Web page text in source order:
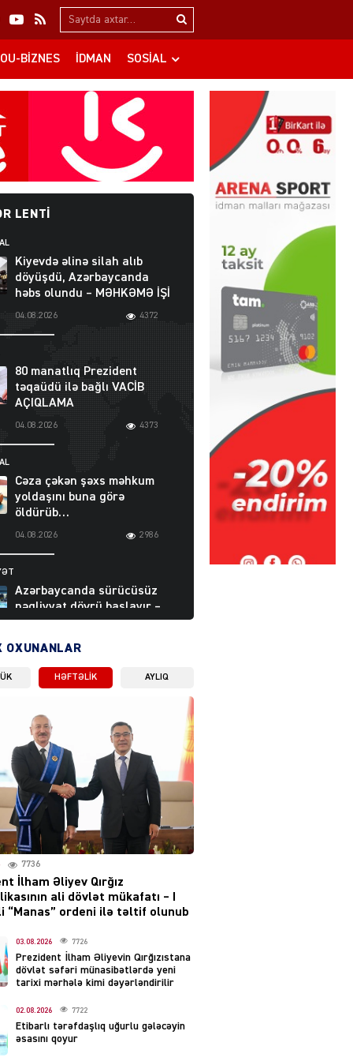
Search…
BIZNES İDMAN SOSIAL
LENTI
Kiyevdə əlinə silah alıb
döyüşdü, Azərbaycanda
həbs olundu – MƏHKƏMƏ İŞİ
04.08.2026 4372
80 manatlıq Prezident
təqaüdü ilə bağlı VACİB
AÇIQLAMA
04.08.2026 4373
Cəza çəkən şəxs məhkum
yoldaşını buna görə
öldürüb…
04.08.2026 2986
Azərbaycanda sürücüsüz
nəqliyyat dövrü başlayır –
BELƏ işləyəcək
04.08.2026
layihəsi ilə bağlı AÇIQLAMA
04.08.2026
Müharibə Rusiyanın belini
bükür
04.08.2026 3987
Ekranlardan uzaq qalan
məşhur aktrisanın yeni
çıxdı
04.08.2026 2149
Hüseyn Həsənov haqqında
həbs qərarı verildi –
Milyonluq əmlakı müsadirə
OXUNANLAR
HƏFTƏLIK AYLIQ
7736
İlham Əliyev Qırğız
ali dövlət mükafatı – I
“Manas” ordeni ilə təltif olunub
03.08.2026 7726
Prezident İlham Əliyevin Qırğızıstana
dövlət səfəri münasibətlərdə yeni
tarixi mərhələ kimi dəyərləndirilir
02.08.2026 7722
Etibarlı tərəfdaşlıq uğurlu gələcəyin
əsasını qoyur